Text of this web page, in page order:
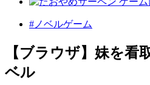
#ノベルゲーム
【ブラウザ】妹を看
ベル